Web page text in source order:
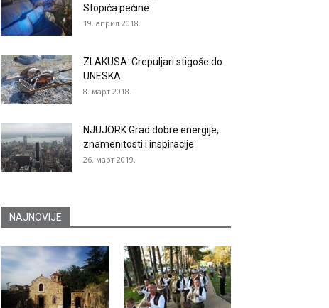
Stopića pećine
19. април 2018.
ZLAKUSA: Crepuljari stigoše do
UNESKA
8. март 2018.
NJUJORK Grad dobre energije,
znamenitosti i inspiracije
26. март 2019.
NAJNOVIJE